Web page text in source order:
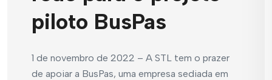
piloto BusPas
1 de novembro de 2022 – A STL tem o prazer
de apoiar a BusPas, uma empresa sediada em